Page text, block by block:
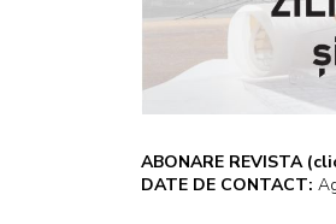
ABONARE REVISTA
DATE DE CONTACT: